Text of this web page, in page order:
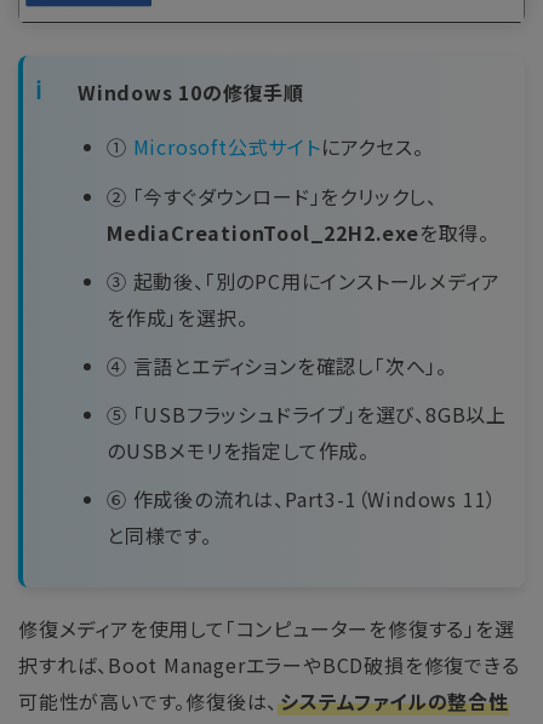
Windows 10の修復手順
① Microsoft公式サイトにアクセス。
② 「今すぐダウンロード」をクリックし、
MediaCreationTool_22H2.exeを取得。
③ 起動後、「別のPC用にインストールメディア
を作成」を選択。
④ 言語とエディションを確認し「次へ」。
⑤ 「USBフラッシュドライブ」を選び、8GB以上
のUSBメモリを指定して作成。
⑥ 作成後の流れは、Part3-1（Windows 11）
と同様です。
修復メディアを使用して「コンピューターを修復する」を選
択すれば、Boot ManagerエラーやBCD破損を修復できる
可能性が高いです。修復後は、システムファイルの整合性